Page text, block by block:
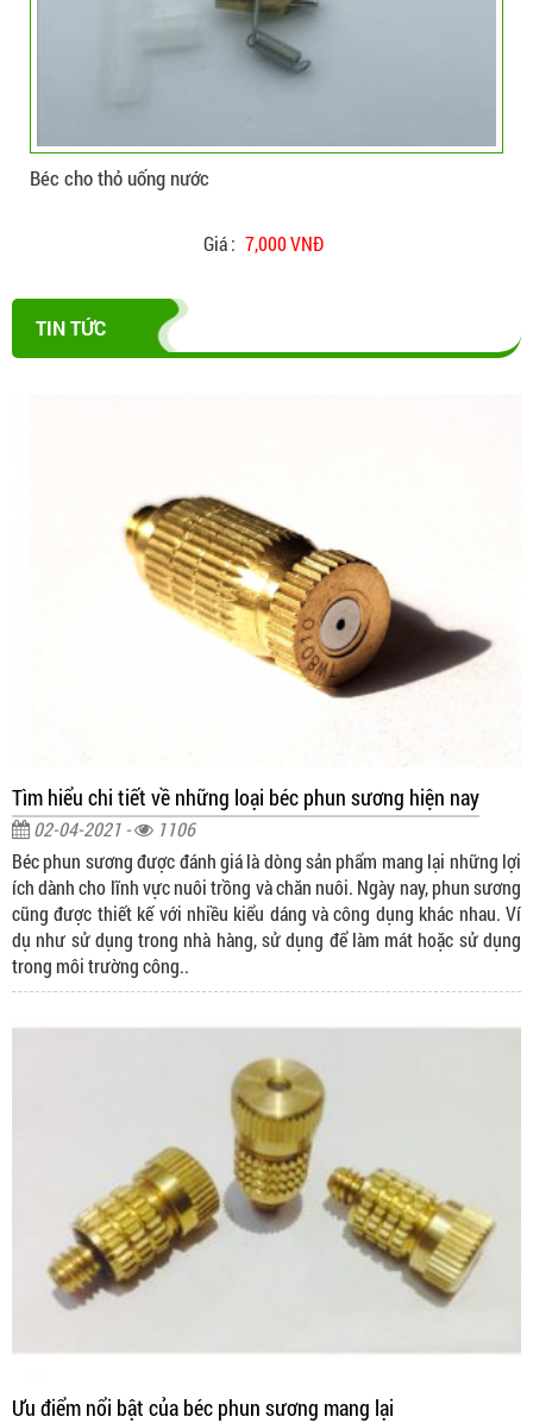
CHI TIẾT
Béc cho thỏ uống nước
Giá : 7,000 VNĐ
ĐẶT HÀNG
TIN TỨC
Tìm hiểu chi tiết về những loại béc phun sương hiện nay
02-04-2021 -
1106
Béc phun sương được đánh giá là dòng sản phẩm mang lại những lợi
ích dành cho lĩnh vực nuôi trồng và chăn nuôi. Ngày nay, phun sương
cũng được thiết kế với nhiều kiểu dáng và công dụng khác nhau. Ví
dụ như sử dụng trong nhà hàng, sử dụng để làm mát hoặc sử dụng
trong môi trường công..
Ưu điểm nổi bật của béc phun sương mang lại